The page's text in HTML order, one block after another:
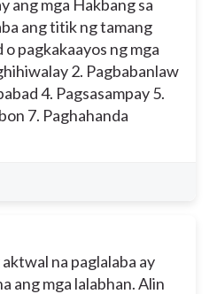
ang mga Hakbang sa
ang titik ng tamang
pagkakaayos ng mga
2. Pagbabanlaw
4. Pagsasampay 5.
7. Paghahanda
na paglalaba ay
ang mga lalabhan. Alin